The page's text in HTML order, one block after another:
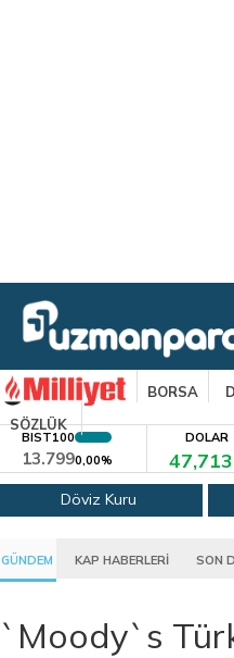
BORSA
SÖZLÜK
BIST100
13.7990,00%
DOLAR
Döviz Kuru
GÜNDEM KAP HABERLERİ SON
`Moody`s